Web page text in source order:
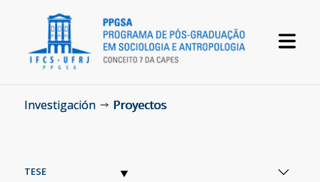
Investigación Proyectos
TESE